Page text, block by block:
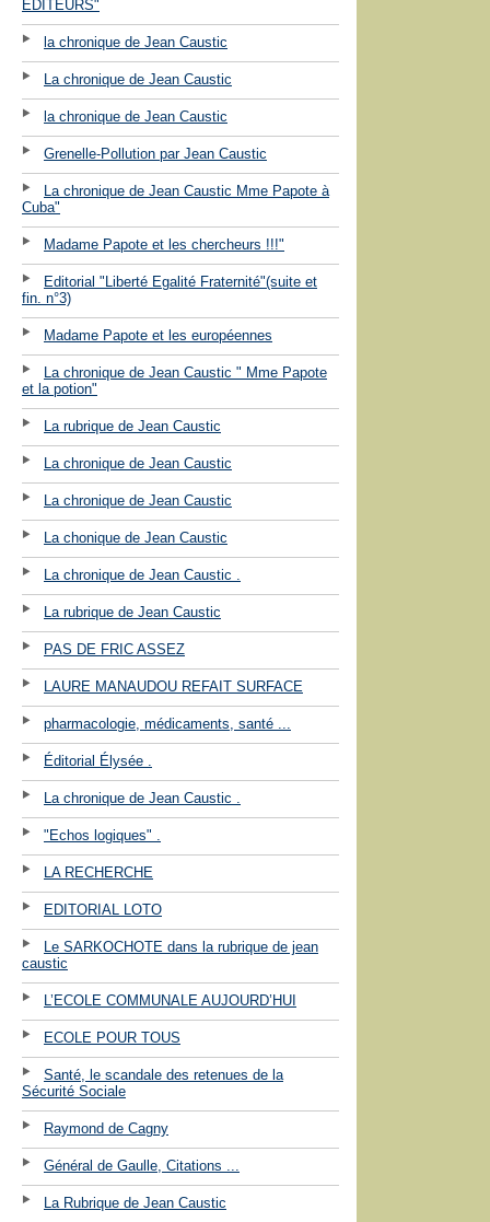
EDITEURS"
la chronique de Jean Caustic
La chronique de Jean Caustic
la chronique de Jean Caustic
Grenelle-Pollution par Jean Caustic
La chronique de Jean Caustic Mme Papote à
Cuba"
Madame Papote et les chercheurs !!!"
Editorial "Liberté Egalité Fraternité"(suite et
fin. n°3)
Madame Papote et les européennes
La chronique de Jean Caustic " Mme Papote
et la potion"
La rubrique de Jean Caustic
La chronique de Jean Caustic
La chronique de Jean Caustic
La chonique de Jean Caustic
La chronique de Jean Caustic .
La rubrique de Jean Caustic
PAS DE FRIC ASSEZ
LAURE MANAUDOU REFAIT SURFACE
pharmacologie, médicaments, santé ...
Éditorial Élysée .
La chronique de Jean Caustic .
"Echos logiques" .
LA RECHERCHE
EDITORIAL LOTO
Le SARKOCHOTE dans la rubrique de jean
caustic
L’ECOLE COMMUNALE AUJOURD’HUI
ECOLE POUR TOUS
Santé, le scandale des retenues de la
Sécurité Sociale
Raymond de Cagny
Général de Gaulle, Citations ...
La Rubrique de Jean Caustic